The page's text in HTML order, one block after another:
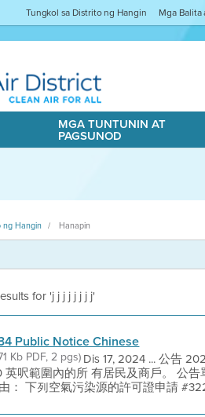
Tungkol sa Distrito ng Hangin Mga Balita
MGA TUNTUNIN AT
PAGSUNOD
ng Hangin Hanapin
for 'j j j j j j j j'
Public Notice Chinese
Kb PDF, 2 pgs)Dis 17, 2024 ... 公告
英呎範圍內的所 有居民及商戶。 公
： 下列空氣污染源的許可證申請